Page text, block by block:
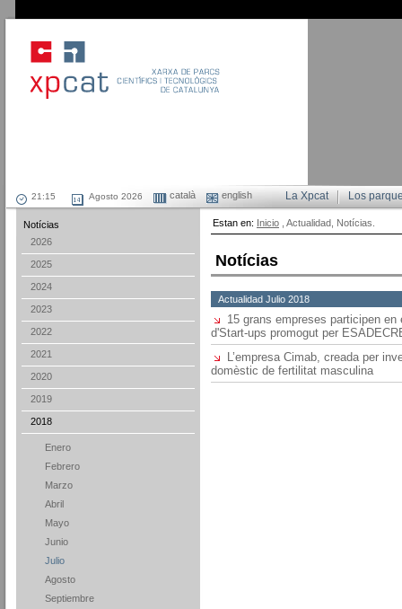
Agosto 2026 català english Los
La Xpcat
Notícias
2026
2025
2024
2023
2022
2021
2020
2019
2018
Enero
Febrero
Marzo
Abril
Mayo
Junio
Julio
Agosto
Septiembre
Estan en: Inicio , Actualidad, Notícias.
Notícias
Actualidad Julio 2018
15 grans empreses participen
d'Start-ups promogut per
L’empresa Cimab, creada per
domèstic de fertilitat masculina